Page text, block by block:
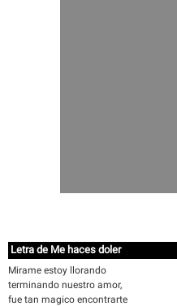
Letra de Me haces doler
Mirame estoy llorando
terminando nuestro amor,
fue tan magico encontrarte